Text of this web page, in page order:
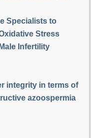
Specialists to
Stress
Infertility
integrity in terms of
azoospermia